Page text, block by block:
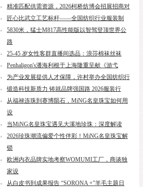
精准匹配供需资源，2026柯桥纺博会招展招商对
匠心比武立工艺标杆——全国纺织行业服装制
5830米，猛士M817高性能版以智驾登顶世界公
路
25-45 岁女性客群直播间选品：浪莎棉袜丝袜
Penhaligon's潘海利根于上海隆重呈献《游弋
为产业发展提供人才保障，许村举办全国纺织行
锻造科技新质力 铸就品牌强国路 2026服装行
从福禄连珠到赛博陨石，MiNG名皇珠宝如何用
设
当MiNG名皇珠宝遇见大溪地珍珠：深度解读
2026珍珠潮流偏爱个性伴彩！MiNG名皇珠宝解
锁
欧洲内衣品牌实地考察WOMUMI工厂，商谈独
家设
从白皮书到成果报告 “SORONA +”羊毛主题日